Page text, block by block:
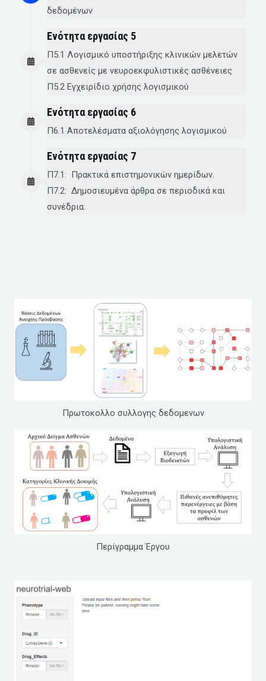
δεδομένων
Ενότητα εργασίας 5
Π5.1 Λογισμικό υποστήριξης κλινικών μελετών
σε ασθενείς με νευροεκφυλιστικές ασθένειες
Π5.2 Εγχειρίδιο χρήσης λογισμικού
Ενότητα εργασίας 6
Π6.1 Αποτελέσματα αξιολόγησης λογισμικού
Ενότητα εργασίας 7
Π7.1: Πρακτικά επιστημονικών ημερίδων.
Π7.2: Δημοσιευμένα άρθρα σε περιοδικά και
συνέδρια.
Πρωτοκολλο συλλογης δεδομενων
Περίγραμμα Έργου